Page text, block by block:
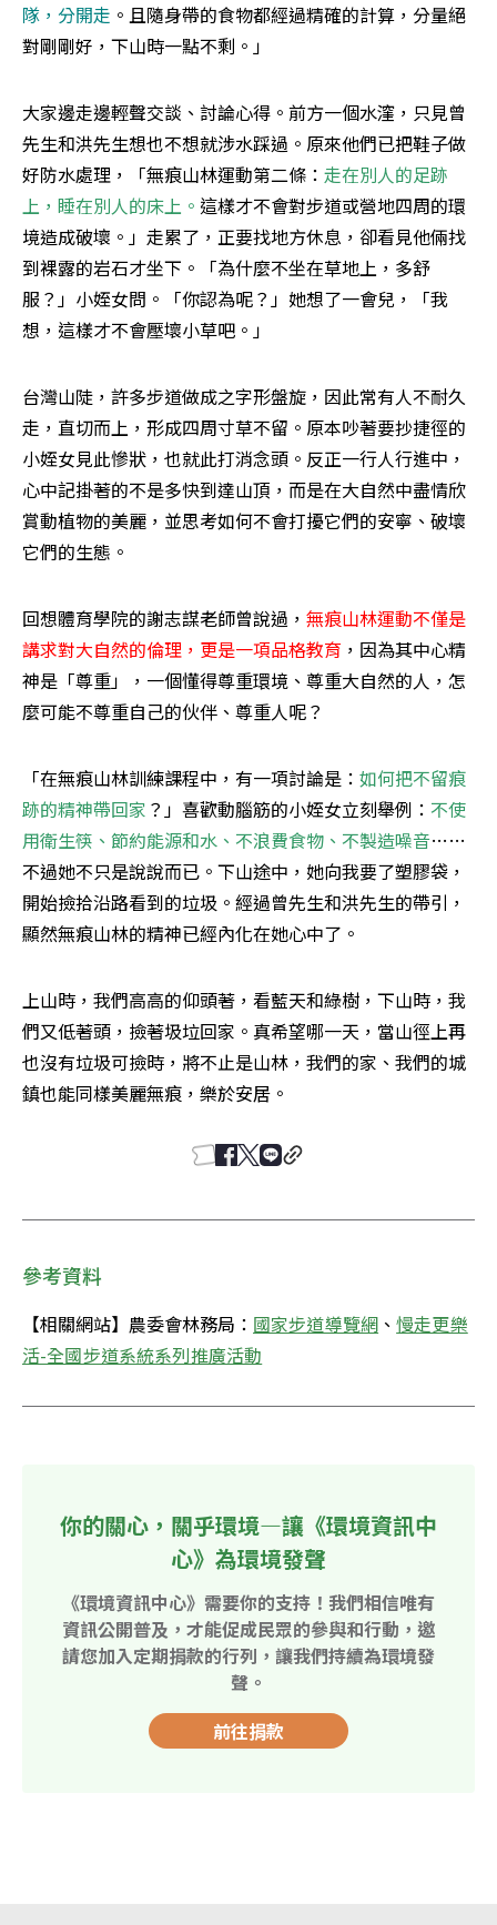
隊，分開走 。且隨身帶的食物都經過精確的計算，分量絕
對剛剛好，下山時一點不剩。」
大家邊走邊輕聲交談、討論心得。前方一個水漥，只見曾
先生和洪先生想也不想就涉水踩過。原來他們已把鞋子做
好防水處理，「無痕山林運動第二條： 走在別人的足跡
上，睡在別人的床上 。 這樣才不會對步道或營地四周的環
境造成破壞。」走累了，正要找地方休息，卻看見他倆找
到裸露的岩石才坐下。「為什麼不坐在草地上，多舒
服？」小姪女問。「你認為呢？」她想了一會兒，「我
想，這樣才不會壓壞小草吧。」
台灣山陡，許多步道做成之字形盤旋，因此常有人不耐久
走，直切而上，形成四周寸草不留。原本吵著要抄捷徑的
小姪女見此慘狀，也就此打消念頭。反正一行人行進中，
心中記掛著的不是多快到達山頂，而是在大自然中盡情欣
賞動植物的美麗，並思考如何不會打擾它們的安寧、破壞
它們的生態。
回想體育學院的謝志謀老師曾說過， 無痕山林運動不僅是
講求對大自然的倫理，更是一項品格教育 ，因為其中心精
神是「尊重」，一個懂得尊重環境、尊重大自然的人，怎
麼可能不尊重自己的伙伴、尊重人呢？
「在無痕山林訓練課程中，有一項討論是： 如何把不留痕
跡的精神帶回家 ？」喜歡動腦筋的小姪女立刻舉例： 不使
用衛生筷、節約能源和水、不浪費食物、不製造噪音……
不過她不只是說說而已。下山途中，她向我要了塑膠袋，
開始撿拾沿路看到的垃圾。經過曾先生和洪先生的帶引，
顯然無痕山林的精神已經內化在她心中了。
上山時，我們高高的仰頭著，看藍天和綠樹，下山時，我
們又低著頭，撿著圾垃回家。真希望哪一天，當山徑上再
也沒有垃圾可撿時，將不止是山林，我們的家、我們的城
鎮也能同樣美麗無痕，樂於安居。
參考資料
【相關網站】農委會林務局： 國家步道導覽網 、慢走更樂
活-全國步道系統系列推廣活動
你的關心，關乎環境—讓《環境資訊中
心》為環境發聲
《環境資訊中心》需要你的支持！我們相信唯有
資訊公開普及，才能促成民眾的參與和行動，邀
請您加入定期捐款的行列，讓我們持續為環境發
聲。
前往捐款